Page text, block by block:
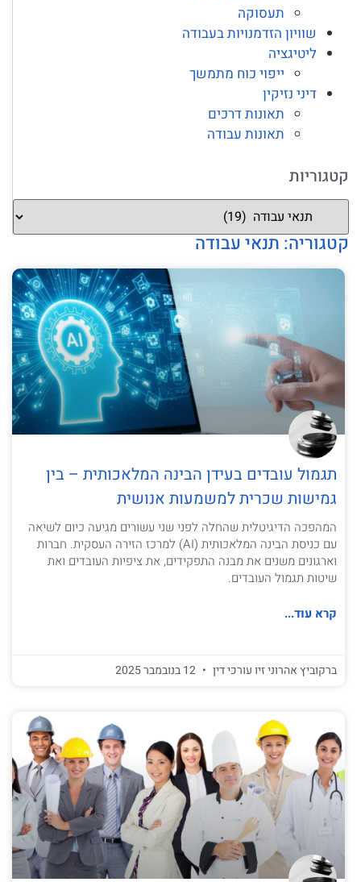
תעסוקה
שוויון הזדמנויות בעבודה
ליטיגציה
ייפוי כוח מתמשך
דיני נזיקין
תאונות דרכים
תאונות עבודה
קטגוריות
קטגוריה: תנאי עבודה
תגמול עובדים בעידן הבינה המלאכותית – בין
גמישות שכרית למשמעות אנושית
המהפכה הדיגיטלית שהחלה לפני שני עשורים מגיעה כיום לשיאה
עם כניסת הבינה המלאכותית (AI) למרכז הזירה העסקית. חברות
וארגונים משנים את מבנה התפקידים, את ציפיות העובדים ואת
שיטות תגמול העובדים.
קרא עוד...
ברקוביץ אהרוני זיו עורכי דין